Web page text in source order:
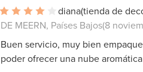
diana(tienda de
DE MEERN, Países Bajos(8
Buen servicio, muy bien
poder ofrecer una nube